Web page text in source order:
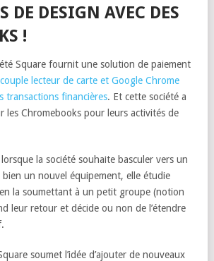
DE DESIGN AVEC DES
!
Square fournit une solution de paiement
lecteur de carte et Google Chrome
transactions financières. Et cette société a
les Chromebooks pour leurs activités de
la société souhaite basculer vers un
un nouvel équipement, elle étudie
la soumettant à un petit groupe (notion
leur retour et décide ou non de l’étendre
soumet l’idée d’ajouter de nouveaux